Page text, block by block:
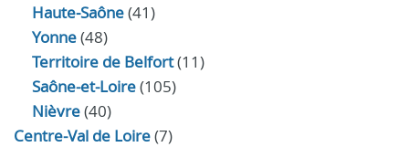
Haute‑Saône(41)
Yonne(48)
Territoire de Belfort(11)
Saône-et-Loire(105)
Nièvre(40)
Centre-Val de Loire(7)